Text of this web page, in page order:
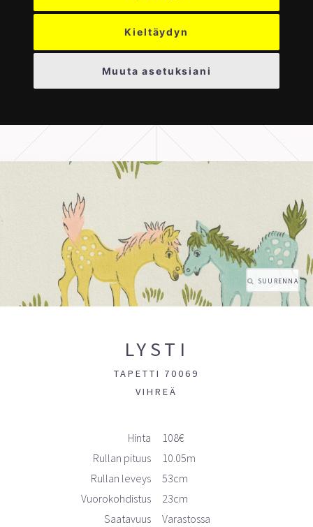
Kieltäydyn
Muuta asetuksiani
SUURENNA
LYSTI
TAPETTI 70069
VIHREÄ
Hinta
108€
Rullan pituus
10.05m
Rullan leveys
53cm
Vuorokohdistus
23cm
Saatavuus
Varastossa